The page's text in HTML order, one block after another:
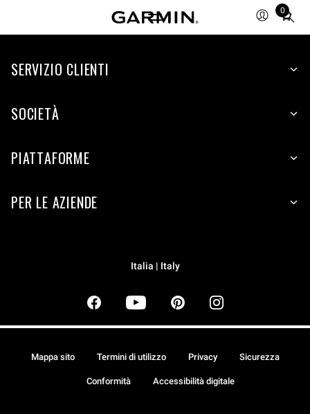
0
Total
items
cart:
SERVIZIO CLIENTI
SOCIETÀ
PIATTAFORME
PER LE AZIENDE
Italia | Italy
Mappa sito Termini di utilizzo Privacy Sicurezza
Conformità Accessibilità digitale